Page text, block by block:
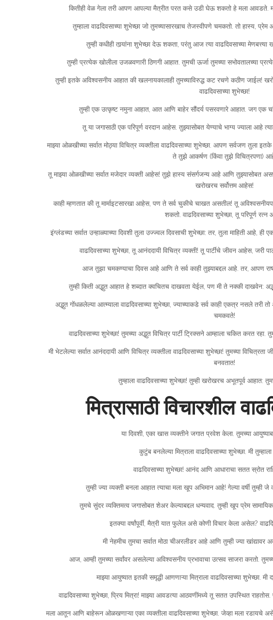
कितीही वेळ गेला तरी आपण आपल्या मैत्रीत परत कसे उडी घेऊ शकतो हे मला आवडते.
तुम्हाला वाढदिवसाच्या शुभेच्छा जो तुमच्यासारखाच तेजस्वीपणे चमकतो. तो हास्य, प्रेम
तुम्ही कधीही तार्‍यांना शुभेच्छा देऊ शकता, परंतु आज त्या वाढदिवसाच्या मेणबत्त्या
तुम्ही प्रत्येक खोलीला उजळवणारी ठिणगी आहात. तुमची ऊर्जा तुमच्या सभोवतालच्या
तुम्ही इतके अविश्वसनीय आहात की खलनायकालाही तुमच्याविरुद्ध कट रचणे कठीण जाईल!
वाढदिवसाच्या शुभेच्छा!
तुम्ही एक उत्कृष्ट नमुना आहात, आत आणि बाहेर सौंदर्य पसरवणारे आहात. जग एक
तू या जगासाठी एक परिपूर्ण वरदान आहेस. तुझ्यासोबत येण्याचे भाग्य ज्याला आहे
माझ्या ओळखीच्या सर्वात मोठ्या विचित्र व्यक्तीला वाढदिवसाच्या शुभेच्छा. आपण सर्वजण तुला
ते तुझे आकर्षण (किंवा तुझे विचित्रपणा)
तू माझ्या ओळखीच्या सर्वात मजेदार व्यक्ती आहेस! तुझे हास्य संसर्गजन्य आहे आणि तुझ्यासोबत
खरोखरच सर्वोत्तम आहेस!
काही म्हणतात की तू मार्माइटसारखा आहेस, पण ते सर्व चुकीचे चाखत असतील! तू
शकतो. वाढदिवसाच्या शुभेच्छा, तू परिपूर्ण रत्न
इंग्लंडच्या सर्वात उन्हाळ्याच्या दिवशी तुला उज्ज्वल दिवसाची शुभेच्छा: तर, तुला माहिती आहे,
वाढदिवसाच्या शुभेच्छा, तू आनंददायी विचित्र व्यक्ती! तू पार्टीचे जीवन आहेस, जरी
आज तुझा चमकण्याचा दिवस आहे आणि ते सर्व काही तुझ्याबद्दल आहे. तर, आपण
तुम्ही किती अद्भुत आहात हे शब्दात क्वचितच दाखवता येईल, पण मी ते नक्की दाखवेन:
अद्भुत गोंधळलेल्या आत्म्याला वाढदिवसाच्या शुभेच्छा, ज्याच्याकडे सर्व काही एकत्र नसले तरी तो
चमकवते!
वाढदिवसाच्या शुभेच्छा! तुमच्या अद्भुत विचित्र पार्टी ट्रिक्सने आम्हाला चकित करत
मी भेटलेल्या सर्वात आनंददायी आणि विचित्र व्यक्तीला वाढदिवसाच्या शुभेच्छा! तुमच्या
बनवतात!
तुम्हाला वाढदिवसाच्या शुभेच्छा! तुम्ही खरोखरच अभूतपूर्व आहात:
मित्रासाठी विचारशील
या दिवशी, एका खास व्यक्तीने जगात प्रवेश केला. तुमच्या
कुटुंब बनलेल्या मित्राला वाढदिवसाच्या शुभेच्छा. मी
वाढदिवसाच्या शुभेच्छा! आनंद आणि आधाराचा सतत स्रोत
तुम्ही ज्या व्यक्ती बनला आहात त्याचा मला खूप अभिमान आहे! गेल्या वर्षी तुम्ही
तुमचे सुंदर व्यक्तिमत्व जगासोबत शेअर केल्याबद्दल धन्यवाद. तुम्ही खूप प्रेम
इतक्या वर्षांपूर्वी, मैत्री यात फुलेल असे कोणी विचार केला असेल?
मी नेहमीच तुमचा सर्वात मोठा चीअरलीडर आहे आणि तुम्ही ज्या खांद्यावर
आज, आम्ही तुमच्या सर्वांवर असलेल्या अविश्वसनीय प्रभावाचा उत्सव साजरा करतो.
माझ्या आयुष्यात इतकी समृद्धी आणणाऱ्या मित्राला वाढदिवसाच्या शुभेच्छा.
वाढदिवसाच्या शुभेच्छा, प्रिय मित्रा! माझ्या आवडत्या आठवणींमध्ये तू सतत उपस्थित
मला आतून आणि बाहेरून ओळखणाऱ्या एका व्यक्तीला वाढदिवसाच्या शुभेच्छा. जेव्हा मला